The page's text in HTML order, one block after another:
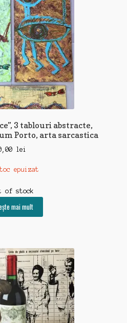
3 tablouri abstracte,
Porto, arta sarcastica
lei
epuizat
of stock
mai mult